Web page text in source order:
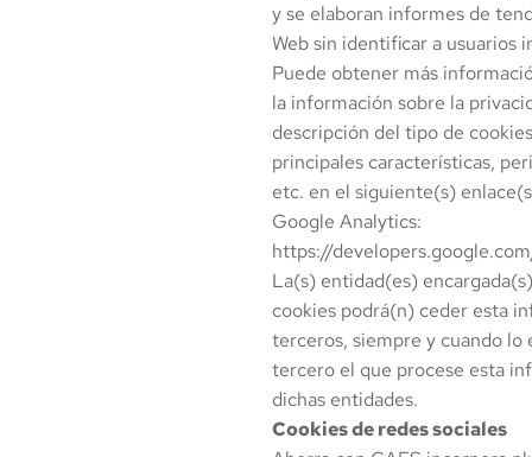
y se elaboran informes de
Web sin identificar a usuarios
Puede obtener más
la información sobre la
descripción del tipo de
principales características,
etc. en el siguiente(s)
Google Analytics:
https://
La(s) entidad(es)
cookies podrá(n) ceder esta
terceros, siempre y cuando lo
tercero el que procese esta
dichas entidades.
Cookies de redes sociales